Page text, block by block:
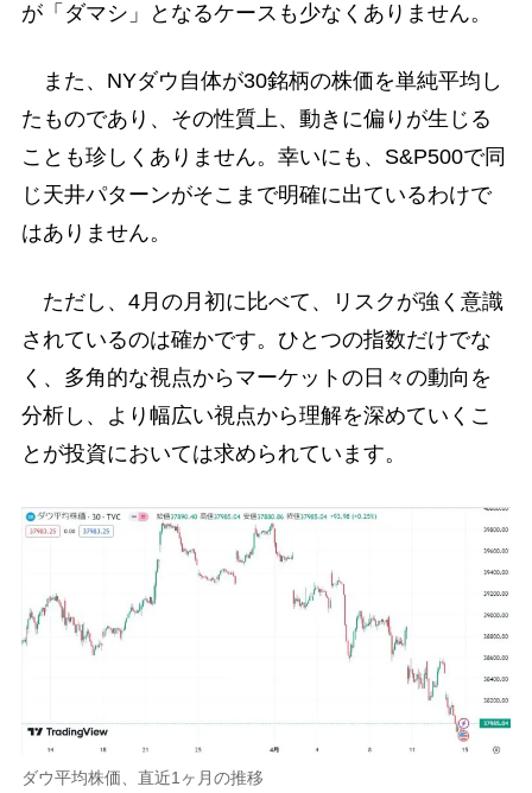
が「ダマシ」となるケースも少なくありません。
また、NYダウ自体が30銘柄の株価を単純平均し
たものであり、その性質上、動きに偏りが生じる
ことも珍しくありません。幸いにも、S&P500で同
じ天井パターンがそこまで明確に出ているわけで
はありません。
ただし、4月の月初に比べて、リスクが強く意識
されているのは確かです。ひとつの指数だけでな
く、多角的な視点からマーケットの日々の動向を
分析し、より幅広い視点から理解を深めていくこ
とが投資においては求められています。
ダウ平均株価、直近1ヶ月の推移